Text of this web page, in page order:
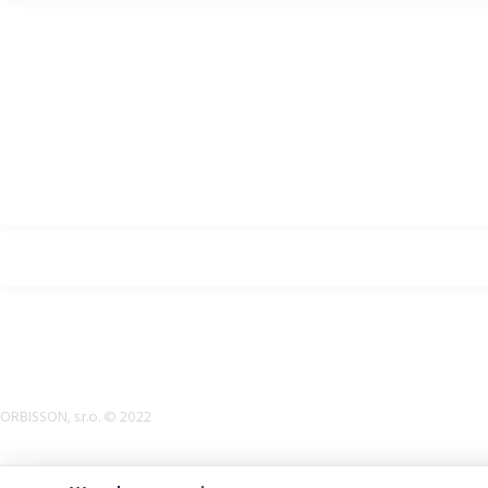
ORBISSON, s.r.o. © 2022